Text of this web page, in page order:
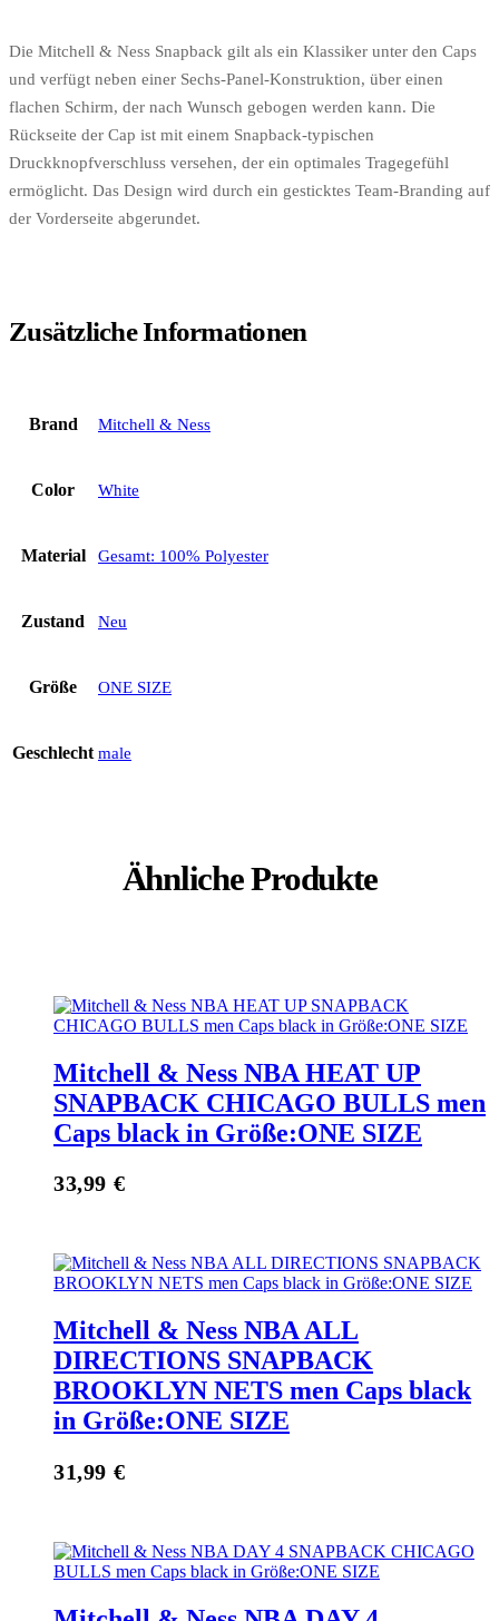
Die Mitchell & Ness Snapback gilt als ein Klassiker unter den Caps
und verfügt neben einer Sechs-Panel-Konstruktion, über einen
flachen Schirm, der nach Wunsch gebogen werden kann. Die
Rückseite der Cap ist mit einem Snapback-typischen
Druckknopfverschluss versehen, der ein optimales Tragegefühl
ermöglicht. Das Design wird durch ein gesticktes Team-Branding auf
der Vorderseite abgerundet.
Zusätzliche Informationen
Brand Mitchell & Ness
Color White
Material Gesamt: 100% Polyester
Zustand Neu
Größe ONE SIZE
Geschlecht male
Ähnliche Produkte
Mitchell & Ness NBA HEAT UP
SNAPBACK CHICAGO BULLS men
Caps black in Größe:ONE SIZE
33,99 €
Mitchell & Ness NBA ALL
DIRECTIONS SNAPBACK
BROOKLYN NETS men Caps black
in Größe:ONE SIZE
31,99 €